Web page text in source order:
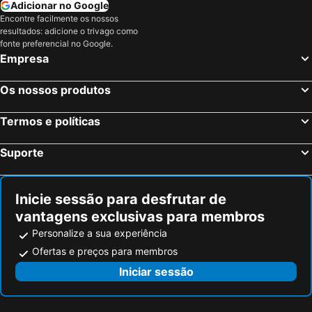
Maceió, Alagoas Hotéis
Adicionar no Google
Encontre facilmente os nossos
resultados: adicione o trivago como
fonte preferencial no Google.
Empresa
Os nossos produtos
Termos e políticas
Suporte
Inicie sessão para desfrutar de
vantagens exclusivas para membros
Personalize a sua experiência
Ofertas e preços para membros
Iniciar sessão